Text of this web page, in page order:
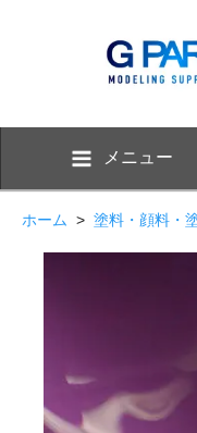
メニュー
ホーム > 塗料・顔料・